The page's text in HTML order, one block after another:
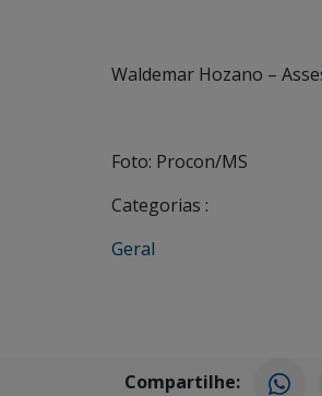
Waldemar Hozano –
Foto: Procon/MS
Categorias :
Geral
Compartilhe: